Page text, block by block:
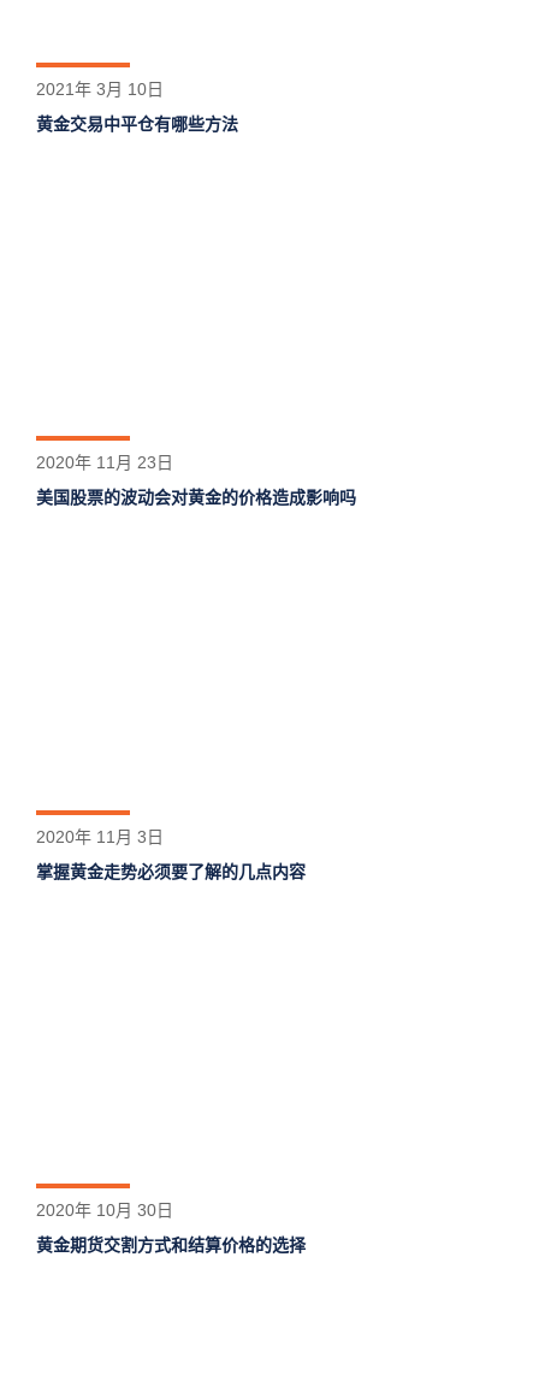
2021年 3月 10日
黄金交易中平仓有哪些方法
2020年 11月 23日
美国股票的波动会对黄金的价格造成影响吗
2020年 11月 3日
掌握黄金走势必须要了解的几点内容
2020年 10月 30日
黄金期货交割方式和结算价格的选择